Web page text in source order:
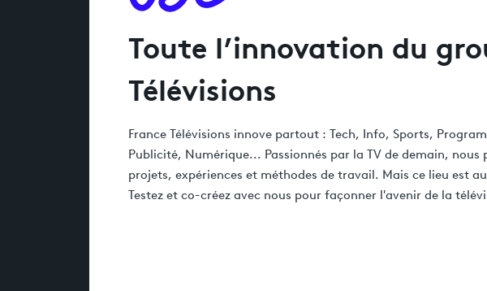
Toute l’innovation du
Télévisions
France Télévisions innove partout : Tech, Info, Sports,
Publicité, Numérique... Passionnés par la TV de demain, nous
projets, expériences et méthodes de travail. Mais ce lieu est
Testez et co-créez avec nous pour façonner l'avenir de la